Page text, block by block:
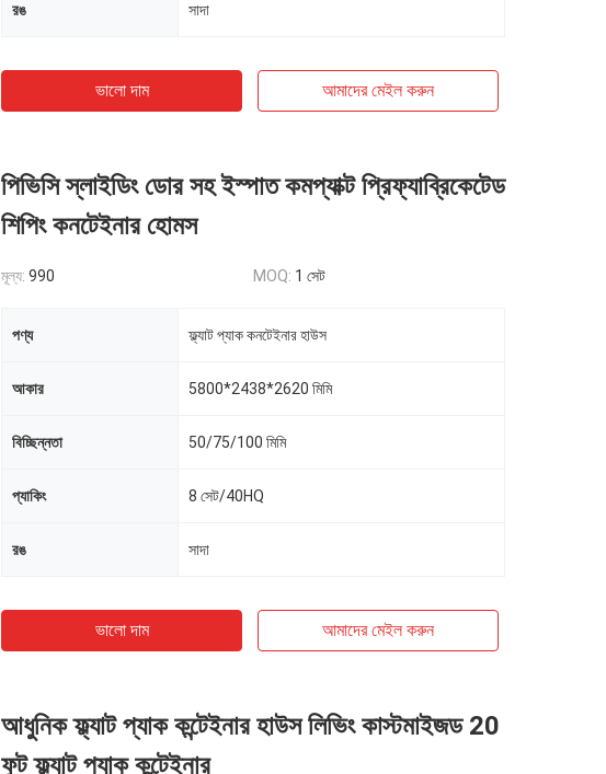
রঙ সাদা
ভালো দাম আমাদের মেইল ​​করুন
পিভিসি স্লাইডিং ডোর সহ ইস্পাত কমপ্যাক্ট প্রিফ্যাব্রিকেটেড
শিপিং কনটেইনার হোমস
মূল্য: 990 MOQ: 1 সেট
পণ্য ফ্ল্যাট প্যাক কনটেইনার হাউস
আকার 5800*2438*2620 মিমি
বিচ্ছিন্নতা 50/75/100 মিমি
প্যাকিং 8 সেট/40HQ
রঙ সাদা
ভালো দাম আমাদের মেইল ​​করুন
আধুনিক ফ্ল্যাট প্যাক কন্টেইনার হাউস লিভিং কাস্টমাইজড 20
ফুট ফ্ল্যাট প্যাক কন্টেইনার